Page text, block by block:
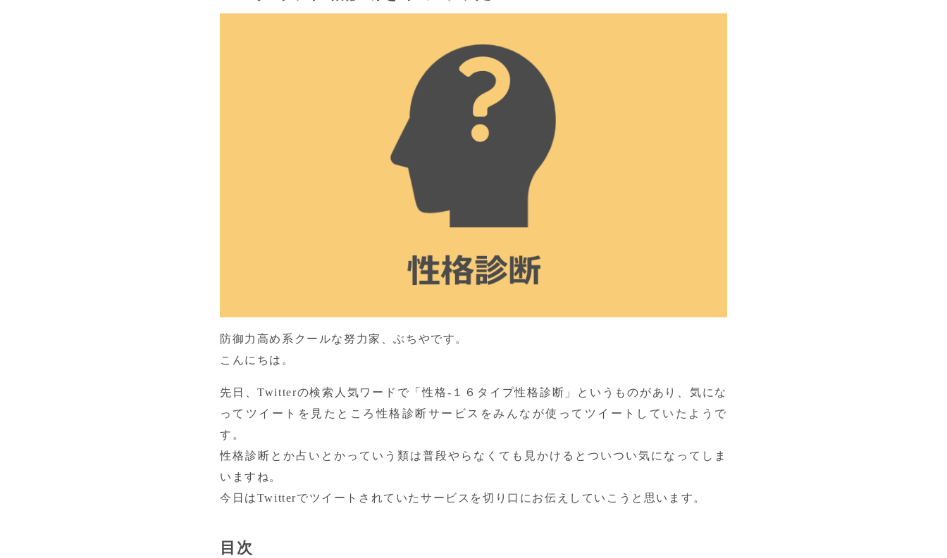
防御力高め系クールな努力家、ぶちやです。
こんにちは。
先日、Twitterの検索人気ワードで「性格-１６タイプ性格診断」というものがあり、気にな
ってツイートを見たところ性格診断サービスをみんなが使ってツイートしていたようで
す。
性格診断とか占いとかっていう類は普段やらなくても見かけるとついつい気になってしま
いますね。
今日はTwitterでツイートされていたサービスを切り口にお伝えしていこうと思います。
目次